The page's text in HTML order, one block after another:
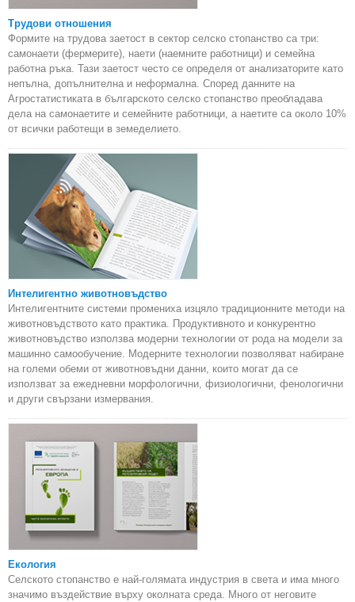
Трудови отношения
Формите на трудова заетост в сектор селско стопанство са три:
самонаети (фермерите), наети (наемните работници) и семейна
работна ръка. Тази заетост често се определя от анализаторите като
непълна, допълнителна и неформална. Според данните на
Агростатистиката в българското селско стопанство преобладава
дела на самонаетите и семейните работници, а наетите са около 10%
от всички работещи в земеделието.
Интелигентно животновъдство
Интелигентните системи промениха изцяло традиционните методи на
животновъдството като практика. Продуктивното и конкурентно
животновъдство използва модерни технологии от рода на модели за
машинно самообучение. Модерните технологии позволяват набиране
на големи обеми от животновъдни данни, които могат да се
използват за ежедневни морфологични, физиологични, фенологични
и други свързани измервания.
Екология
Селското стопанство е най-голямата индустрия в света и има много
значимо въздействие върху околната среда. Много от неговите